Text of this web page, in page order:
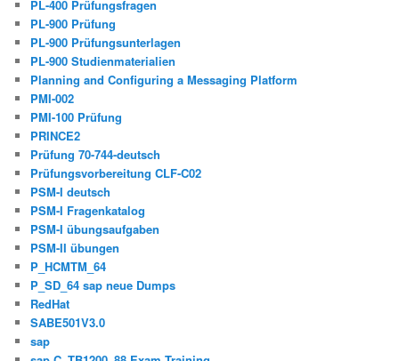
PL-400 Prüfungsfragen
PL-900 Prüfung
PL-900 Prüfungsunterlagen
PL-900 Studienmaterialien
Planning and Configuring a Messaging Platform
PMI-002
PMI-100 Prüfung
PRINCE2
Prüfung 70-744-deutsch
Prüfungsvorbereitung CLF-C02
PSM-I deutsch
PSM-I Fragenkatalog
PSM-I übungsaufgaben
PSM-II übungen
P_HCMTM_64
P_SD_64 sap neue Dumps
RedHat
SABE501V3.0
sap